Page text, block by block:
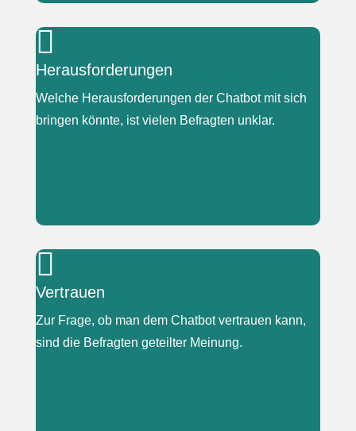
|
„Ach, wenn sprechen geht.“

Herausforderungen
Welche Herausforderungen der Chatbot mit sich
bringen könnte, ist vielen Befragten unklar.
|

Vertrauen
Zur Frage, ob man dem Chatbot vertrauen kann,
sind die Befragten geteilter Meinung.